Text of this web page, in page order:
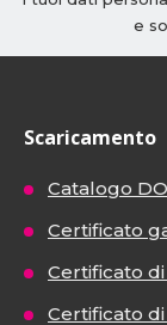
e
Scaricamento
Catalogo
Certificato
Certificato
Certificato